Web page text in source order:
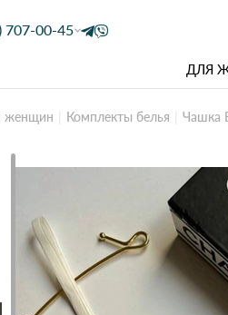
707-00-45
ДЛЯ
женщин Комплекты белья Чашка